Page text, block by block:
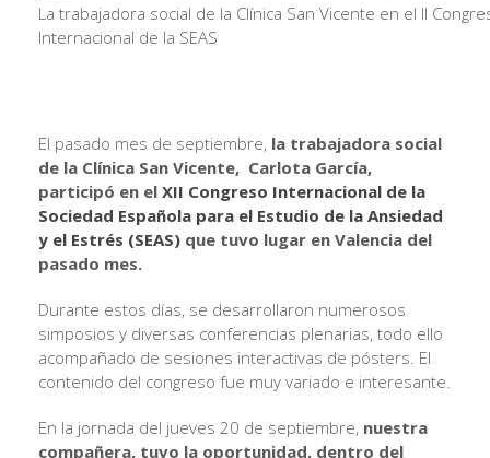
La trabajadora social de la Clínica San Vicente en el II
Internacional de la SEAS
El pasado mes de septiembre, la trabajadora social
de la Clínica San Vicente, Carlota García,
participó en el XII Congreso Internacional de la
Sociedad Española para el Estudio de la Ansiedad
y el Estrés (SEAS) que tuvo lugar en Valencia del
pasado mes.
Durante estos días, se desarrollaron numerosos
simposios y diversas conferencias plenarias, todo ello
acompañado de sesiones interactivas de pósters. El
contenido del congreso fue muy variado e interesante.
En la jornada del jueves 20 de septiembre, nuestra
compañera, tuvo la oportunidad, dentro del